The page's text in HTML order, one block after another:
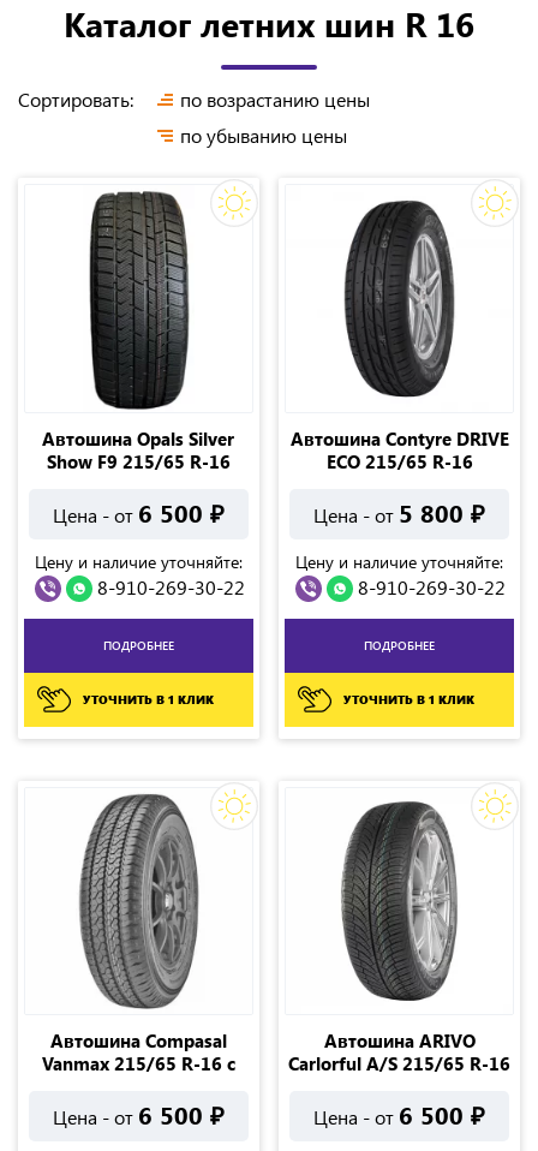
Каталог летних шин R 16
Сортировать:
по возрастанию цены
по убыванию цены
Автошина Opals Silver
Show F9 215/65 R-16
Цена - от 6 500 ₽
Цену и наличие уточняйте:
8-910-269-30-22
ПОДРОБНЕЕ
УТОЧНИТЬ В 1 КЛИК
Автошина Contyre DRIVE
ECO 215/65 R-16
Цена - от 5 800 ₽
Цену и наличие уточняйте:
8-910-269-30-22
ПОДРОБНЕЕ
УТОЧНИТЬ В 1 КЛИК
Автошина Compasal
Vanmax 215/65 R-16 c
Цена - от 6 500 ₽
Автошина ARIVO
Carlorful A/S 215/65 R-16
Цена - от 6 500 ₽